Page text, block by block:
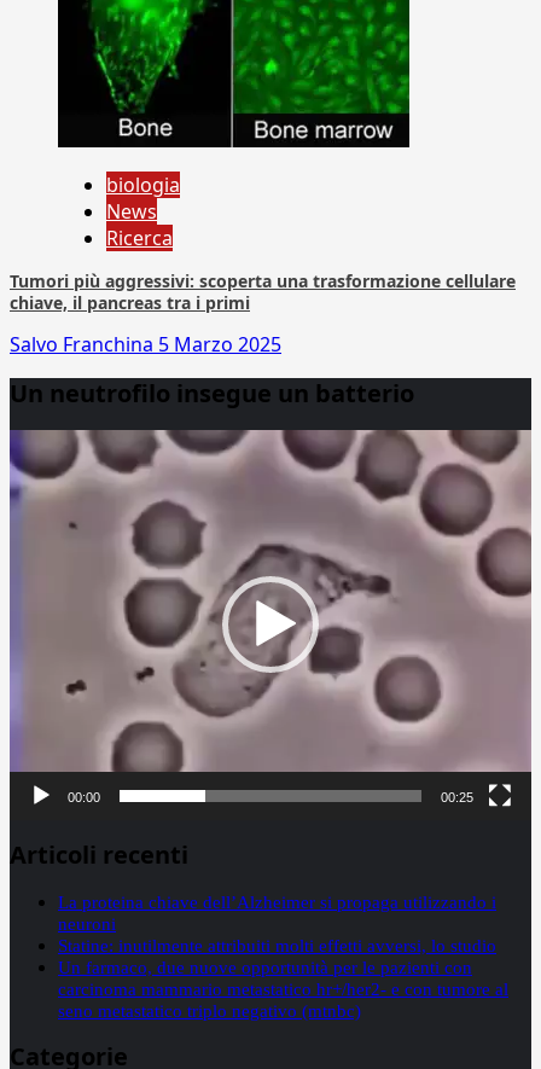
biologia
News
Ricerca
Tumori più aggressivi: scoperta una trasformazione cellulare
chiave, il pancreas tra i primi
Salvo Franchina 5 Marzo 2025
Un neutrofilo insegue un batterio
Player
00:00 00:25
Articoli recenti
La proteina chiave dell’Alzheimer si propaga utilizzando i
neuroni
Statine: inutilmente attribuiti molti effetti avversi, lo studio
Un farmaco, due nuove opportunità per le pazienti con
carcinoma mammario metastatico hr+/her2- e con tumore al
seno metastatico triplo negativo (mtnbc)
Categorie